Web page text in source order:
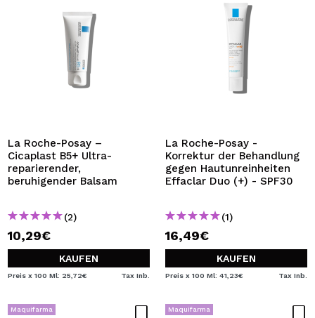
Ich habe hier kein Konto
Durch die Erstellung eines Kontos bei Maquillalia.de
können Sie Ihre Einkäufe schnell tätigen, den Status Ihrer
Bestellungen überprüfen und Ihre bisherigen Vorgänge
BENUTZERKONTO ERSTELLEN
La Roche-Posay –
Cicaplast B5+ Ultra-
reparierender,
beruhigender Balsam
(2)
10,29€
KAUFEN
Preis x 100 Ml: 25,72€ Tax Inb.
La Roche-Posay -
Korrektur der Behandlung
gegen Hautunreinheiten
Effaclar Duo (+) - SPF30
(1)
16,49€
KAUFEN
Preis x 100 Ml: 41,23€ Tax Inb.
Maquifarma Maquifarma